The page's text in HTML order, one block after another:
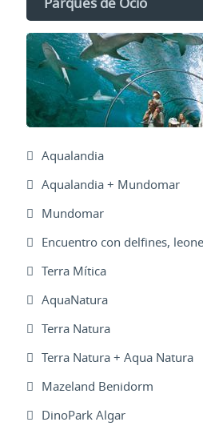
Aqualandia
Aqualandia + Mundomar
Mundomar
Encuentro con delfines,
Terra Mítica
AquaNatura
Terra Natura
Terra Natura + Aqua Natura
Mazeland Benidorm
DinoPark Algar